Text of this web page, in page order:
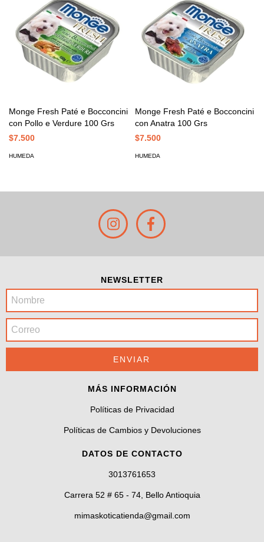
Monge Fresh Paté e Bocconcini
con Pollo e Verdure 100 Grs
$7.500
HUMEDA
Monge Fresh Paté e Bocconcini
con Anatra 100 Grs
$7.500
HUMEDA
NEWSLETTER
MÁS INFORMACIÓN
Políticas de Privacidad
Políticas de Cambios y Devoluciones
DATOS DE CONTACTO
3013761653
Carrera 52 # 65 - 74, Bello Antioquia
mimaskoticatienda@gmail.com